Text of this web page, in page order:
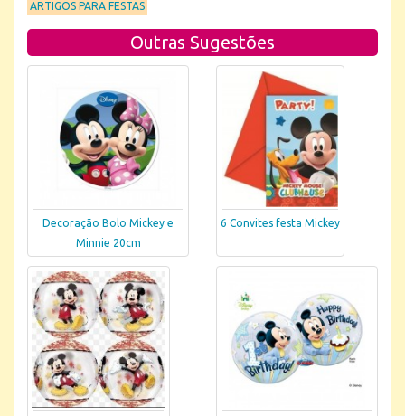
ARTIGOS PARA FESTAS
Outras Sugestões
Decoração Bolo Mickey e
Minnie 20cm
6 Convites festa Mickey